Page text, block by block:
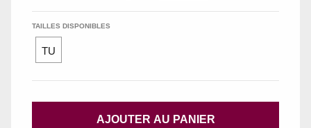
TAILLES DISPONIBLES
TU
AJOUTER AU PANIER